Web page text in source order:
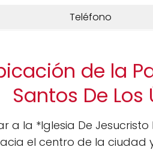
Teléfono
de la
Santos De
a la *Iglesia De
el centro de la ciudad